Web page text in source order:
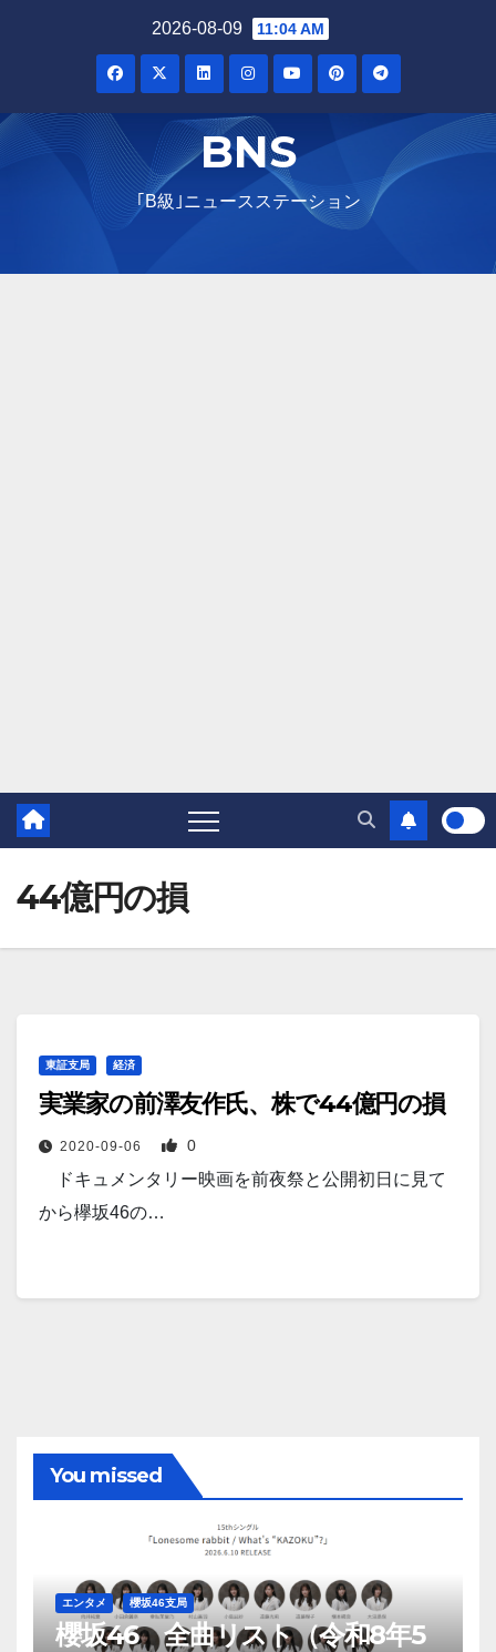
2026-08-09 11:04 AM
BNS
｢B級｣ニュースステーション
44億円の損
東証支局 経済
実業家の前澤友作氏、株で44億円の損
2020-09-06 0
ドキュメンタリー映画を前夜祭と公開初日に見て
から欅坂46の…
You missed
エンタメ 櫻坂46支局
櫻坂46 全曲リスト（令和8年5